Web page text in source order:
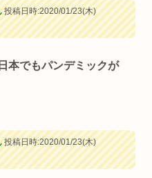
投稿日時:2020/01/23(木)
本でもパンデミックが
投稿日時:2020/01/23(木)